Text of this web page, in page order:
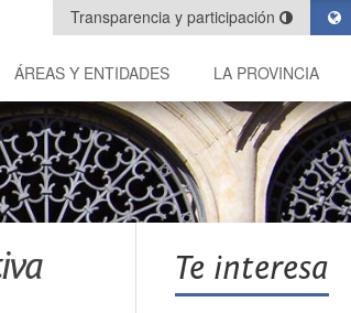
Transparencia y participación
ÁREAS Y ENTIDADES LA PROVINCIA
Te interesa